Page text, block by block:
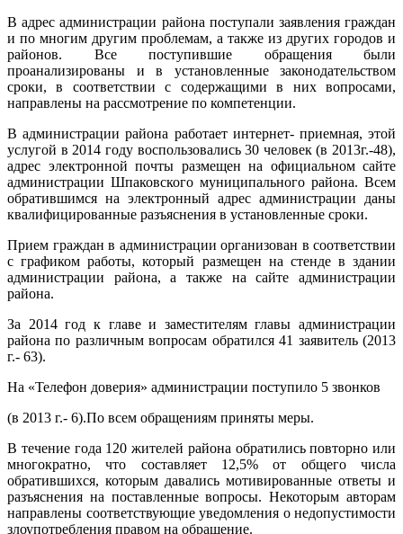
В адрес администрации района поступали заявления граждан
и по многим другим проблемам, а также из других городов и
районов. Все поступившие обращения были
проанализированы и в установленные законодательством
сроки, в соответствии с содержащими в них вопросами,
направлены на рассмотрение по компетенции.
В администрации района работает интернет- приемная, этой
услугой в 2014 году воспользовались 30 человек (в 2013г.-48),
адрес электронной почты размещен на официальном сайте
администрации Шпаковского муниципального района. Всем
обратившимся на электронный адрес администрации даны
квалифицированные разъяснения в установленные сроки.
Прием граждан в администрации организован в соответствии
с графиком работы, который размещен на стенде в здании
администрации района, а также на сайте администрации
района.
За 2014 год к главе и заместителям главы администрации
района по различным вопросам обратился 41 заявитель (2013
г.- 63).
На «Телефон доверия» администрации поступило 5 звонков
(в 2013 г.- 6).По всем обращениям приняты меры.
В течение года 120 жителей района обратились повторно или
многократно, что составляет 12,5% от общего числа
обратившихся, которым давались мотивированные ответы и
разъяснения на поставленные вопросы. Некоторым авторам
направлены соответствующие уведомления о недопустимости
злоупотребления правом на обращение.